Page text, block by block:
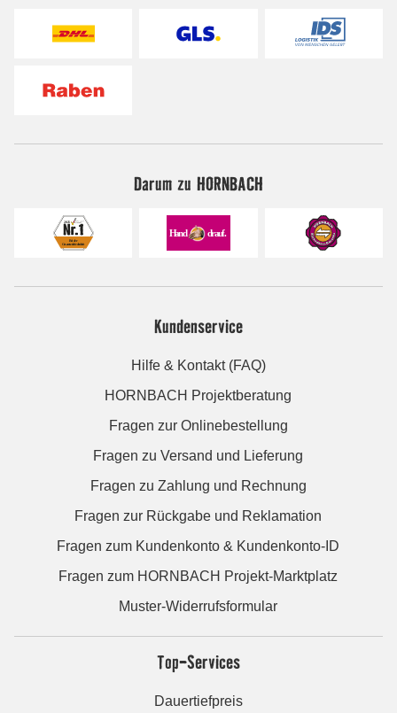
Darum zu HORNBACH
Kundenservice
Hilfe & Kontakt (FAQ)
HORNBACH Projektberatung
Fragen zur Onlinebestellung
Fragen zu Versand und Lieferung
Fragen zu Zahlung und Rechnung
Fragen zur Rückgabe und Reklamation
Fragen zum Kundenkonto & Kundenkonto-ID
Fragen zum HORNBACH Projekt-Marktplatz
Muster-Widerrufsformular
Top-Services
Dauertiefpreis